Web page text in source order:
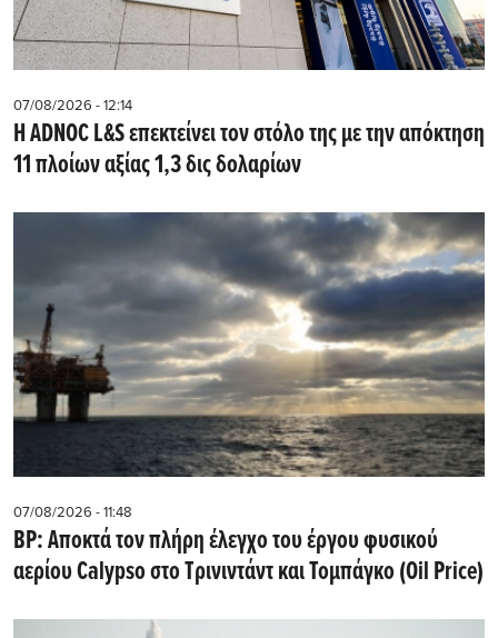
07/08/2026 - 12:14
Η ADNOC L&S επεκτείνει τον στόλο της με την απόκτηση
11 πλοίων αξίας 1,3 δις δολαρίων
07/08/2026 - 11:48
BP: Αποκτά τον πλήρη έλεγχο του έργου φυσικού
αερίου Calypso στο Τρινιντάντ και Τομπάγκο (Oil Price)